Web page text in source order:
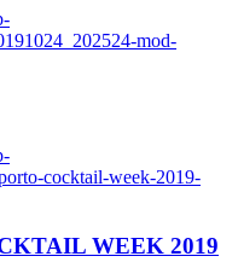
mod-
cocktail-week-2019-
WEEK 2019